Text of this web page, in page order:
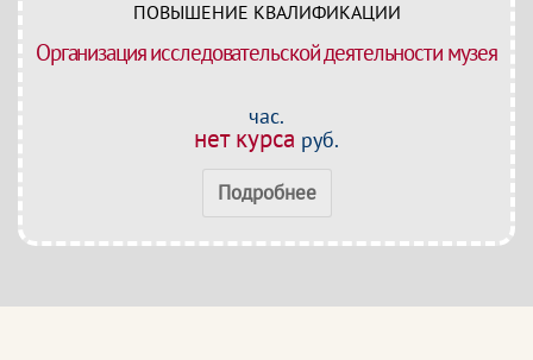
ПОВЫШЕНИЕ КВАЛИФИКАЦИИ
Организация исследовательской деятельности музея
час.
нет курса руб.
Подробнее